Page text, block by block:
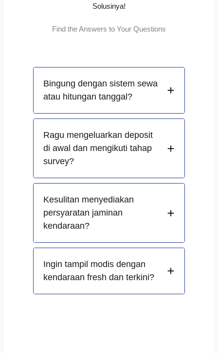
Solusinya!
Find the Answers to Your Questions
Bingung dengan sistem sewa
atau hitungan tanggal?
Ragu mengeluarkan deposit
di awal dan mengikuti tahap
survey?
Kesulitan menyediakan
persyaratan jaminan
kendaraan?
Ingin tampil modis dengan
kendaraan fresh dan terkini?